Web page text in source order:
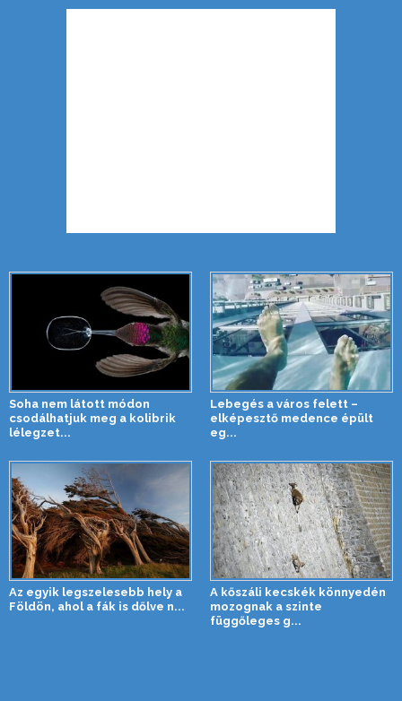
Soha nem látott módon
csodálhatjuk meg a kolibrik
lélegzet...
Lebegés a város felett –
elképesztő medence épült
eg...
Az egyik legszelesebb hely a
Földön, ahol a fák is dőlve n...
A kőszáli kecskék könnyedén
mozognak a szinte
függőleges g...